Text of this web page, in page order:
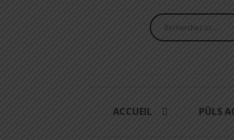
ACCUEIL PÜLS